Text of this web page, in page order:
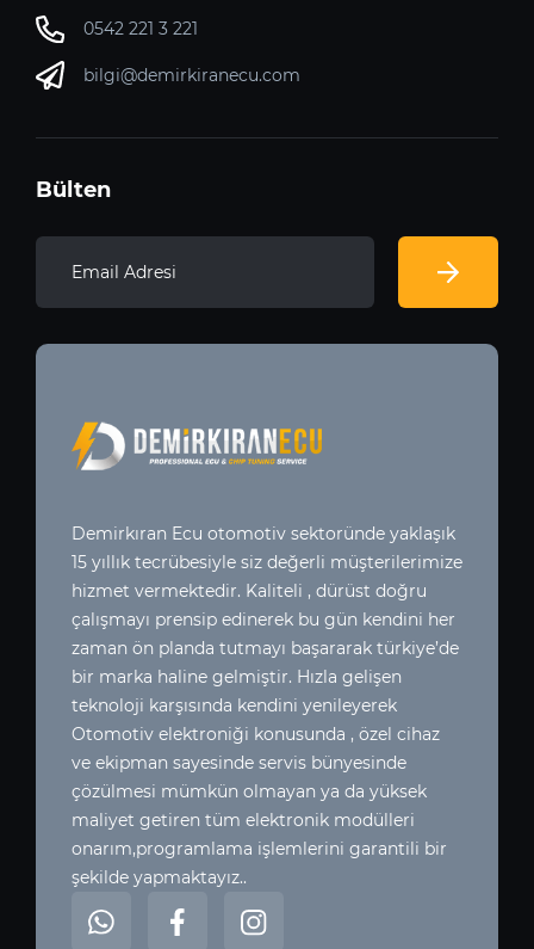
0542 221 3 221
bilgi@demirkiranecu.com
Bülten
Demirkıran Ecu otomotiv sektoründe yaklaşık
15 yıllık tecrübesiyle siz değerli müşterilerimize
hizmet vermektedir. Kaliteli , dürüst doğru
çalışmayı prensip edinerek bu gün kendini her
zaman ön planda tutmayı başararak türkiye’de
bir marka haline gelmiştir. Hızla gelişen
teknoloji karşısında kendini yenileyerek
Otomotiv elektroniği konusunda , özel cihaz
ve ekipman sayesinde servis bünyesinde
çözülmesi mümkün olmayan ya da yüksek
maliyet getiren tüm elektronik modülleri
onarım,programlama işlemlerini garantili bir
şekilde yapmaktayız..